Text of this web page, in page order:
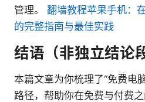
管理。 翻墙教程苹果手机：
的完整指南与最佳实践
结语（非独立结论
本篇文章为你梳理了“免费电
路径，帮助你在免费与付费